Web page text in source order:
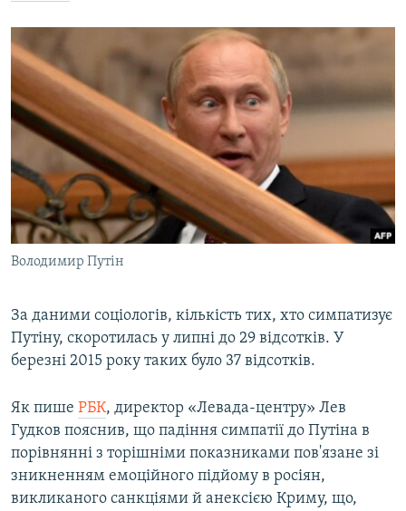
ВІДЕОУРОКИ «ELIFBE»
СВІДЧЕННЯ ОКУПАЦІЇ
УКРАЇНСЬКА ПРОБЛЕМА КРИМУ
ІНФОГРАФІКА
Русский
Qırımtatar
ДОЛУЧАЙСЯ!
Усі сайти RFE/RL
Володимир Путін
За даними соціологів, кількість тих, хто симпатизує
Путіну, скоротилась у липні до 29 відсотків. У
березні 2015 року таких було 37 відсотків.
Як пише РБК, директор «Левада-центру» Лев
Гудков пояснив, що падіння симпатії до Путіна в
порівнянні з торішніми показниками пов'язане зі
зникненням емоційного підйому в росіян,
викликаного санкціями й анексією Криму, що,